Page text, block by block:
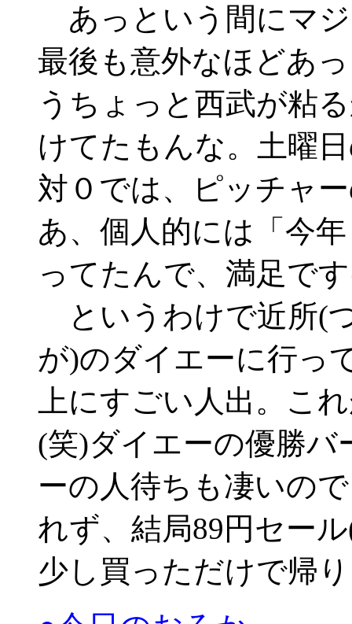
あっという間にマ
最後も意外なほどあ
うちょっと西武が粘
けてたもんな。土曜
対０では、ピッチャ
あ、個人的には「今
ってたんで、満足で
というわけで近所(
が)のダイエーに行っ
上にすごい人出。こ
(笑)ダイエーの優勝
ーの人待ちも凄いの
れず、結局89円セー
少し買っただけで帰